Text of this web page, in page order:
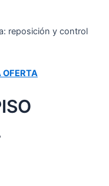
reposición y control
OFERTA